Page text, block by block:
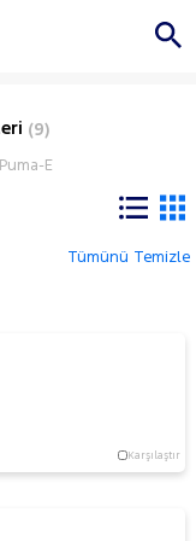
(9)
Puma-E
Tümünü Temizle
Karşılaştır